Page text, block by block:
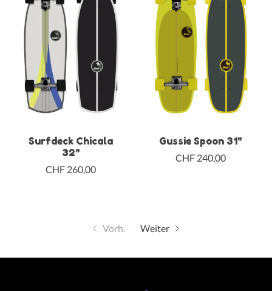
Surfdeck Chicala
32"
CHF 260,00
Gussie Spoon 31"
CHF 240,00
Vorh. Weiter